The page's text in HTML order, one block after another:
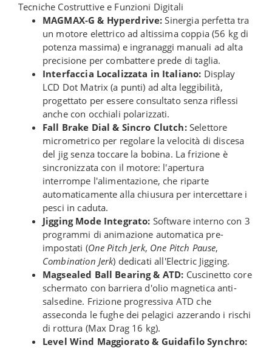
Tecniche Costruttive e Funzioni Digitali
MAGMAX-G & Hyperdrive: Sinergia perfetta tra
un motore elettrico ad altissima coppia (56 kg di
potenza massima) e ingranaggi manuali ad alta
precisione per combattere prede di taglia.
Interfaccia Localizzata in Italiano: Display
LCD Dot Matrix (a punti) ad alta leggibilità,
progettato per essere consultato senza riflessi
anche con occhiali polarizzati.
Fall Brake Dial & Sincro Clutch:Selettore
micrometrico per regolare la velocità di discesa
del jig senza toccare la bobina. La frizione è
sincronizzata con il motore: l'apertura
interrompe l'alimentazione, che riparte
automaticamente alla chiusura per intercettare i
pesci in caduta.
Jigging Mode Integrato: Software interno con 3
programmi di animazione automatica pre-
impostati (One Pitch Jerk, One Pitch Pause,
Combination Jerk) dedicati all'Electric Jigging.
Magsealed Ball Bearing & ATD: Cuscinetto core
schermato con barriera d'olio magnetica anti-
salsedine. Frizione progressiva ATD che
asseconda le fughe dei pelagici azzerando i rischi
di rottura (Max Drag 16 kg).
Level Wind Maggiorato & Guidafilo Synchro: